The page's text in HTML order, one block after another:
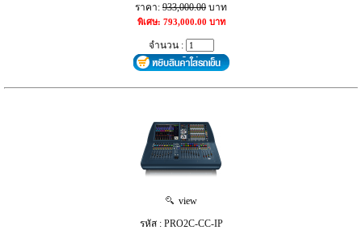
ราคา: 933,000.00 บาท
พิเศษ: 793,000.00 บาท
จำนวน :
view
รหัส : PRO2C-CC-IP